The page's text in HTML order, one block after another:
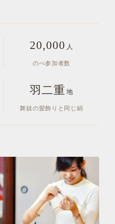
20,000 人
のべ参加者数
羽二重 地
舞妓の髪飾りと同じ絹